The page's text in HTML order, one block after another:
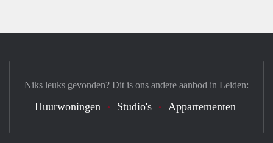
Niks leuks gevonden? Dit is ons andere aanbod in Leiden:
Huurwoningen Studio's Appartementen